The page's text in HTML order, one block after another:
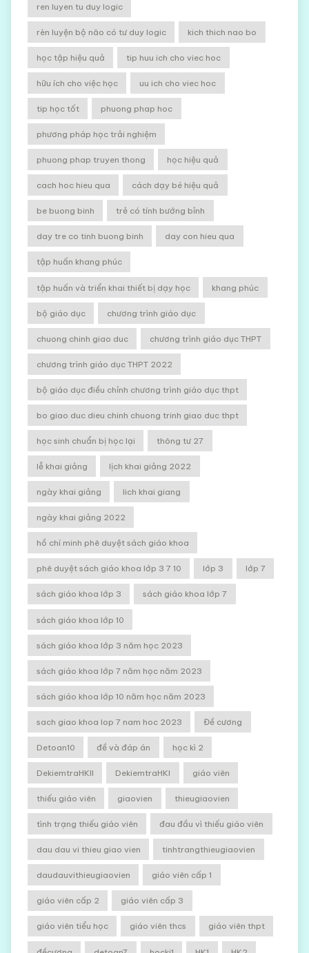
ren luyen tu duy logic
rèn luyện bộ não có tư duy logic kich thich nao bo
học tập hiệu quả tip huu ich cho viec hoc
hữu ích cho việc học uu ich cho viec hoc
tip học tốt phuong phap hoc
phương pháp học trải nghiệm
phuong phap truyen thong học hiệu quả
cach hoc hieu qua cách dạy bé hiệu quả
be buong binh trẻ có tính bướng bỉnh
day tre co tinh buong binh day con hieu qua
tập huấn khang phúc
tập huấn và triển khai thiết bị dạy học khang phúc
bộ giáo dục chương trình giáo dục
chuong chinh giao duc chương trình giáo dục THPT
chương trình giáo dục THPT 2022
bộ giáo dục điều chỉnh chương trình giáo dục thpt
bo giao duc dieu chinh chuong trinh giao duc thpt
học sinh chuẩn bị học lại thông tư 27
lễ khai giảng lịch khai giảng 2022
ngày khai giảng lich khai giang
ngày khai giảng 2022
hồ chí minh phê duyệt sách giáo khoa
phê duyệt sách giáo khoa lớp 3 7 10 lớp 3 lớp 7
sách giáo khoa lớp 3 sách giáo khoa lớp 7
sách giáo khoa lớp 10
sách giáo khoa lớp 3 năm học 2023
sách giáo khoa lớp 7 năm học năm 2023
sách giáo khoa lớp 10 năm học năm 2023
sach giao khoa lop 7 nam hoc 2023 Đề cương
Detoan10 đề và đáp án học kì 2
DekiemtraHKII DekiemtraHKI giáo viên
thiếu giáo viên giaovien thieugiaovien
tình trạng thiếu giáo viên đau đầu vì thiếu giáo viên
dau dau vi thieu giao vien tinhtrangthieugiaovien
daudauvithieugiaovien giáo viên cấp 1
giáo viên cấp 2 giáo viên cấp 3
giáo viên tiểu học giáo viên thcs giáo viên thpt